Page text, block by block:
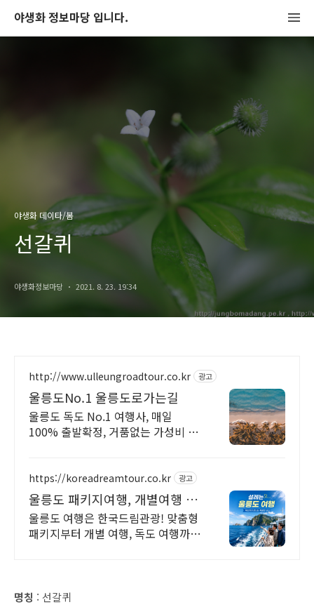
야생화 정보마당 입니다.
야생화 데이타/봄
선갈퀴
야생화정보마당 2021. 8. 23. 19:34
http://www.ulleungroadtour.co.kr 광고
울릉도No.1 울릉도로가는길
울릉도 독도 No.1 여행사, 매일
100% 출발확정, 거품없는 가성비 패
https://koreadreamtour.co.kr 광고
울릉도 패키지여행, 개별여행 울
릉도 전문 직판 여행사
울릉도 여행은 한국드림관광! 맞춤형
패키지부터 개별 여행, 독도 여행까지
명칭 : 선갈퀴